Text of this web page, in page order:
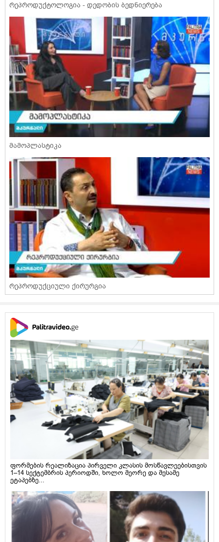
რეპროდუქტოლოგია - დედობის ბედნიერება
მამოპლასტიკა
რეპროდუქციული ქირურგია
ფორმების რეალიზაცია პირველი კლასის მოსწავლეებისთვის
1–14 სექტემბრის პერიოდში, ხოლო მეორე და მესამე
ეტაპებზე...